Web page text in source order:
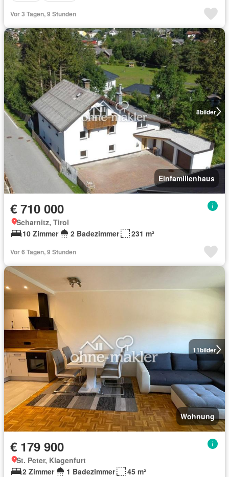
Vor 3 Tagen, 9 Stunden
8bilder
Einfamilienhaus
€ 710 000
Scharnitz, Tirol
10 Zimmer
2 Badezimmer 231 m²
Vor 6 Tagen, 9 Stunden
11bilder
Wohnung
€ 179 900
St. Peter, Klagenfurt
2 Zimmer
1 Badezimmer
45 m²